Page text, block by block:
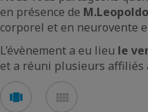
en présence de
corporel et en neurovente
L’évènement a eu lieu le
et a réuni plusieurs affiliés
Voir
en
en